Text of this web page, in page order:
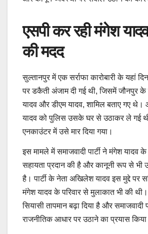
एसपी कर रही मंगेश
की मदद
सुल्तानपुर में एक सर्राफा कारोबारी के यहां
पर डकैती अंजाम दी गई थी, जिसमें जौनपुर के
यादव और डीएम यादव, शामिल बताए गए थे।
यादव को पुलिस उसके घर से उठाकर ले गई
एनकाउंटर में उसे मार दिया गया।
इस मामले में समाजवादी पार्टी ने मंगेश यादव
सहायता प्रदान की है और कानूनी रूप से भी
है। पार्टी के नेता अखिलेश यादव इस मुद्दे पर
मंगेश यादव के परिवार से मुलाकात भी की
सियासी तापमान बढ़ा दिया है और समाजवादी
राजनीतिक आधार पर उठाने का प्रयास किया